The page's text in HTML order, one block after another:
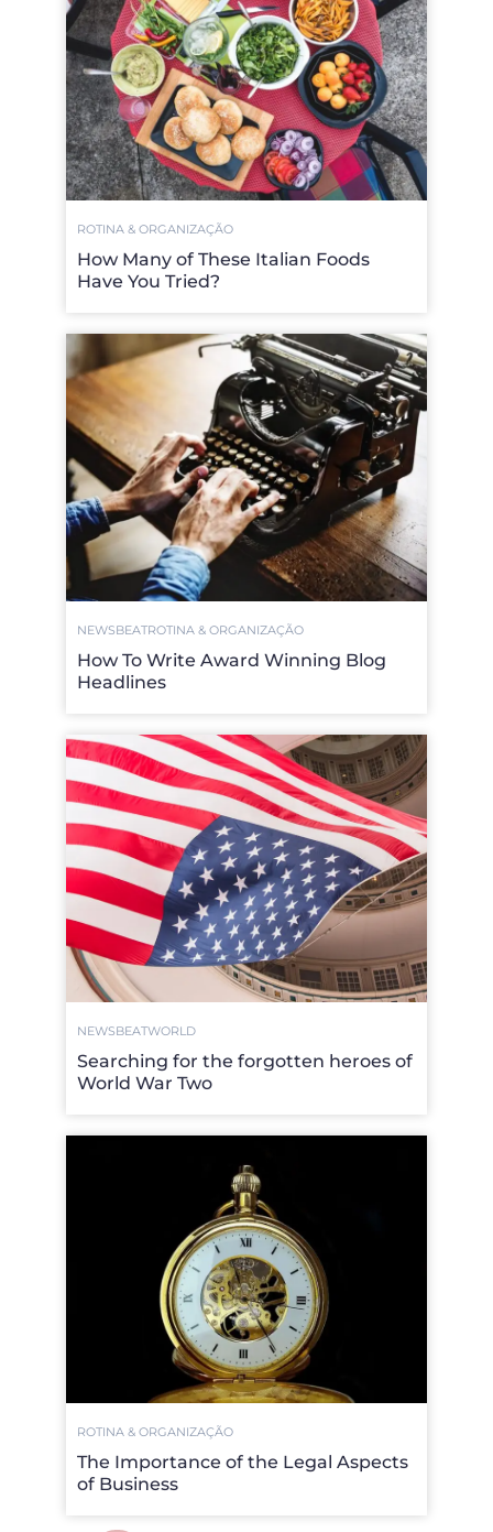
ROTINA & ORGANIZAÇÃO
How Many of These Italian Foods
Have You Tried?
NEWSBEATROTINA & ORGANIZAÇÃO
How To Write Award Winning Blog
Headlines
NEWSBEATWORLD
Searching for the forgotten heroes of
World War Two
ROTINA & ORGANIZAÇÃO
The Importance of the Legal Aspects
of Business